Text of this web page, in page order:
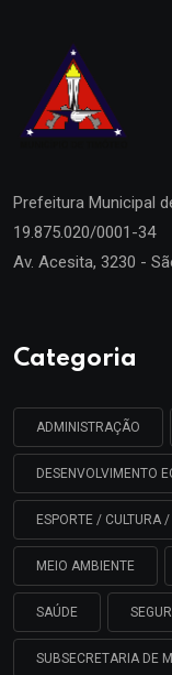
Prefeitura Municipal
19.875.020/0001-34
Av. Acesita, 3230 -
Categoria
ADMINISTRAÇÃO
DESENVOLVIMENTO
ESPORTE / CULTURA
MEIO AMBIENTE
SAÚDE
SUBSECRETARIA DE